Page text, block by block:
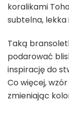
koralikami
subtelna,
Taką
podarować
inspirację do
Co więcej,
zmieniając